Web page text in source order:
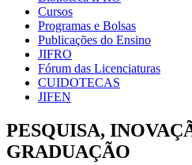
Cursos
Programas e Bolsas
Publicações do Ensino
JIFRO
Fórum das Licenciaturas
CUIDOTECAS
JIFEN
PESQUISA,
GRADUAÇÃO